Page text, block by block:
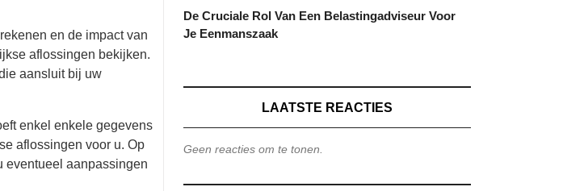
en de impact van
aflossingen bekijken.
aansluit bij uw
enkel enkele gegevens
aflossingen voor u. Op
eventueel aanpassingen
De Cruciale Rol Van Een Belastingadviseur Voor
Je Eenmanszaak
LAATSTE REACTIES
Geen reacties om te tonen.